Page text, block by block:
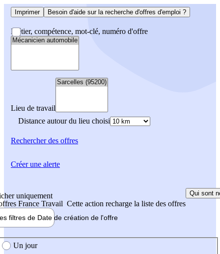
Imprimer Besoin d'aide sur la recherche d'offres d'emploi ?
Métier, compétence, mot-clé, numéro d'offre
Lieu de travail
Distance autour du lieu choisi
Rechercherdes offres
uniquement
France Travail Cette action recharge la liste des offres
Qui sont
filtres de Date de création de l'offre
création de l'offre
Un jour
Créer une alerte